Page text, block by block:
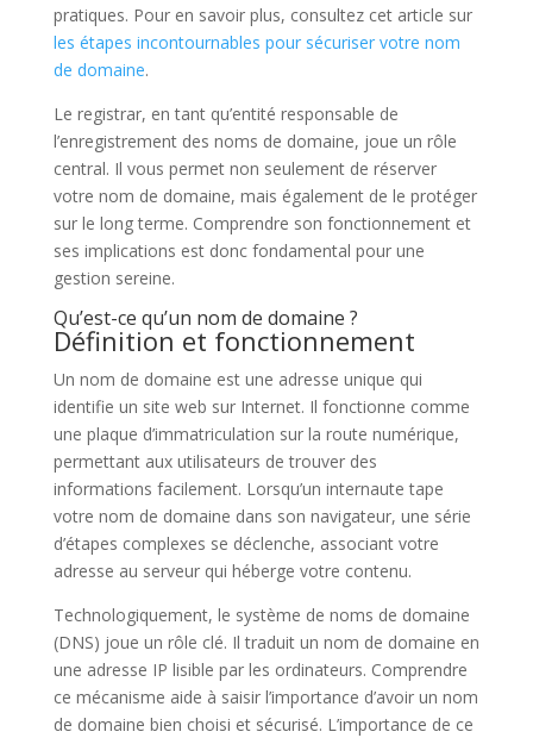
pratiques. Pour en savoir plus, consultez cet article sur
les étapes incontournables pour sécuriser votre nom
de domaine.
Le registrar, en tant qu’entité responsable de
l’enregistrement des noms de domaine, joue un rôle
central. Il vous permet non seulement de réserver
votre nom de domaine, mais également de le protéger
sur le long terme. Comprendre son fonctionnement et
ses implications est donc fondamental pour une
gestion sereine.
Qu’est-ce qu’un nom de domaine ?
Définition et fonctionnement
Un nom de domaine est une adresse unique qui
identifie un site web sur Internet. Il fonctionne comme
une plaque d’immatriculation sur la route numérique,
permettant aux utilisateurs de trouver des
informations facilement. Lorsqu’un internaute tape
votre nom de domaine dans son navigateur, une série
d’étapes complexes se déclenche, associant votre
adresse au serveur qui héberge votre contenu.
Technologiquement, le système de noms de domaine
(DNS) joue un rôle clé. Il traduit un nom de domaine en
une adresse IP lisible par les ordinateurs. Comprendre
ce mécanisme aide à saisir l’importance d’avoir un nom
de domaine bien choisi et sécurisé. L’importance de ce